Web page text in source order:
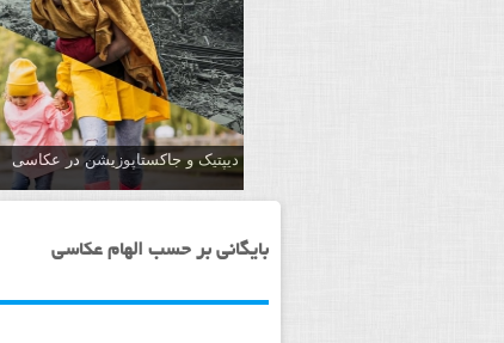
دیپتیک و جاکستا‌پوزیشن در عکاسی
بایگانی بر حسب الهام عکاسی